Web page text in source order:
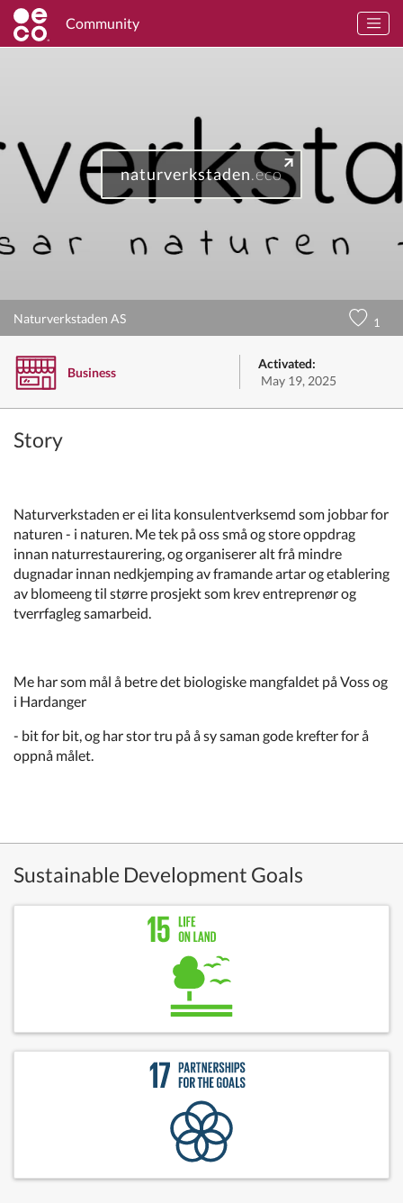
Community
naturverkstaden.eco
Naturverkstaden AS 1
Business
Activated:
May 19, 2025
Story
Naturverkstaden er ei lita konsulentverksemd som jobbar for
naturen - i naturen. Me tek på oss små og store oppdrag
innan naturrestaurering, og organiserer alt frå mindre
dugnadar innan nedkjemping av framande artar og etablering
av blomeeng til større prosjekt som krev entreprenør og
tverrfagleg samarbeid.
Me har som mål å betre det biologiske mangfaldet på Voss og
i Hardanger
- bit for bit, og har stor tru på å sy saman gode krefter for å
oppnå målet.
Sustainable Development Goals